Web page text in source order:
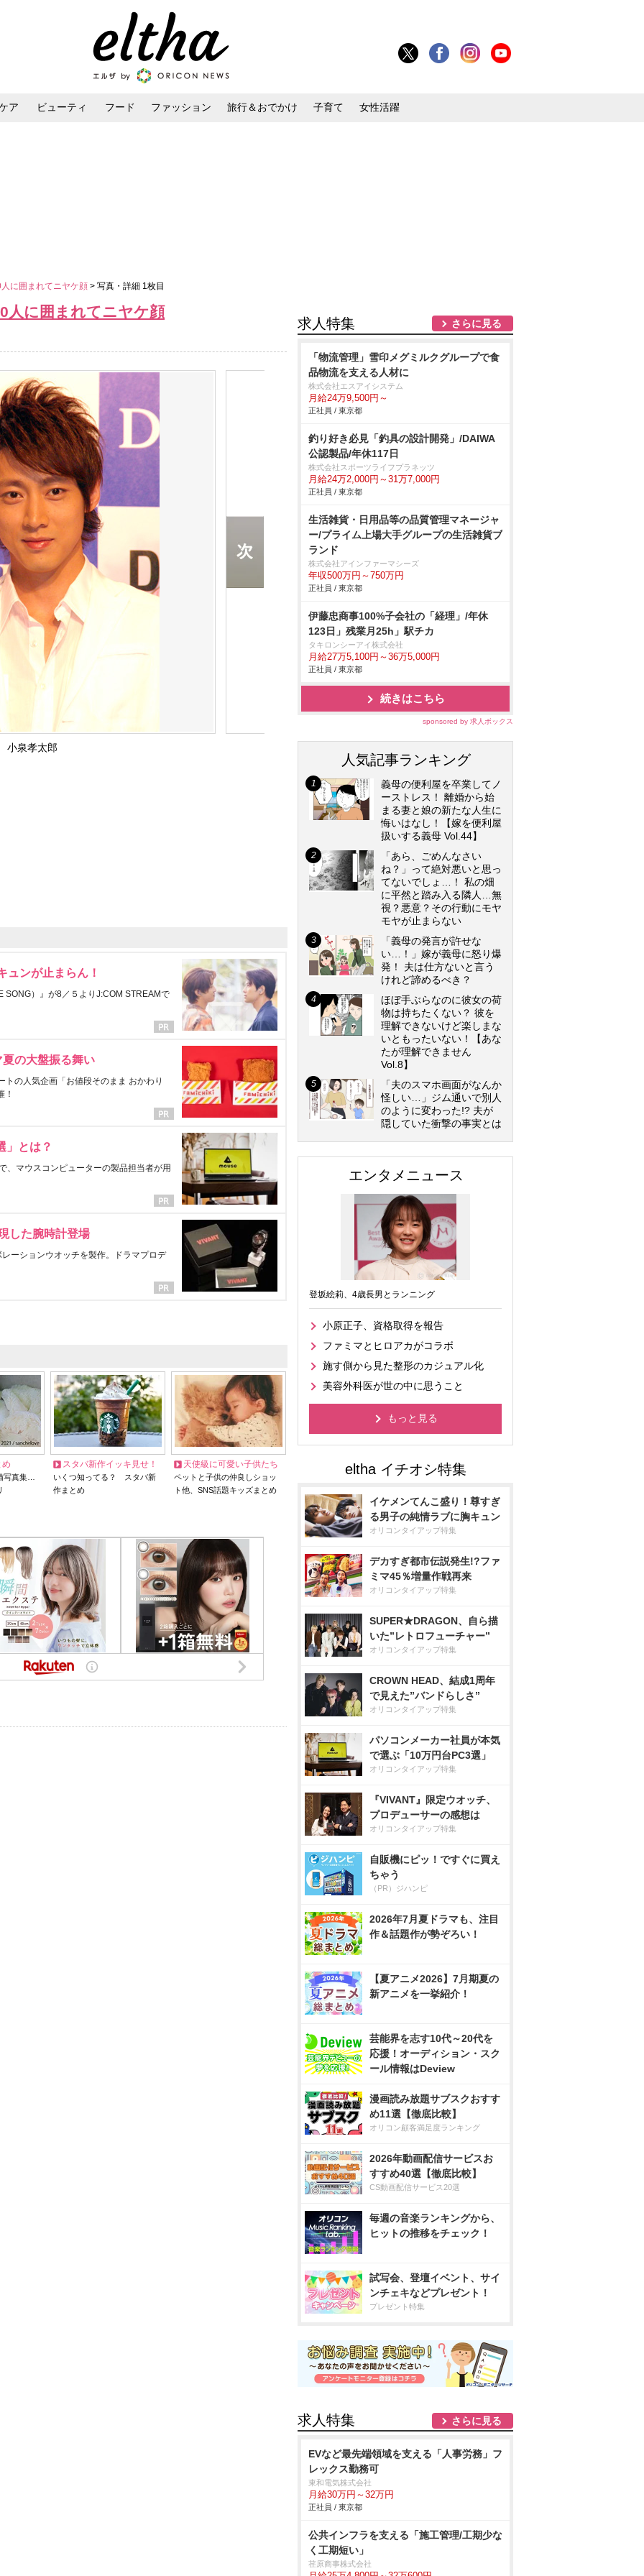
ア ビューティ フード ファッション 旅行＆おでかけ 子育て 女性活躍
に囲まれてニヤケ顔 > 写真・詳細 1枚目
人に囲まれてニヤケ顔
小泉孝太郎
ュンが止まらん！
SONG）』が8／５よりJ:COM STREAMで
の大盤振る舞い
の人気企画「お値段そのまま おかわり
！
」とは？
、マウスコンピューターの製品担当者が用
した腕時計登場
ーションウオッチを製作。ドラマプロデ
め
写真集…
スタバ新作イッキ見せ！
いくつ知ってる？ スタバ新
作まとめ
天使級に可愛い子供たち
ペットと子供の仲良しショッ
ト他、SNS話題キッズまとめ
求人特集 さらに見る
「物流管理」雪印メグミルクグループで食
品物流を支える人材に
株式会社エスアイシステム
月給24万9,500円～
正社員 / 東京都
釣り好き必見「釣具の設計開発」/DAIWA
公認製品/年休117日
株式会社スポーツライフプラネッツ
月給24万2,000円～31万7,000円
正社員 / 東京都
生活雑貨・日用品等の品質管理マネージャ
ー/プライム上場大手グループの生活雑貨ブ
ランド
株式会社アインファーマシーズ
年収500万円～750万円
正社員 / 東京都
伊藤忠商事100%子会社の「経理」/年休
123日」残業月25h」駅チカ
タキロンシーアイ株式会社
月給27万5,100円～36万5,000円
正社員 / 東京都
続きはこちら
sponsored by 求人ボックス
人気記事ランキング
義母の便利屋を卒業してノ
ーストレス！ 離婚から始
まる妻と娘の新たな人生に
悔いはなし！【嫁を便利屋
扱いする義母 Vol.44】
「あら、ごめんなさい
ね？」って絶対悪いと思っ
てないでしょ…！ 私の畑
に平然と踏み入る隣人…無
視？悪意？その行動にモヤ
モヤが止まらない
「義母の発言が許せな
い…！」嫁が義母に怒り爆
発！ 夫は仕方ないと言う
けれど諦めるべき？
ほぼ手ぶらなのに彼女の荷
物は持ちたくない？ 彼を
理解できないけど楽しまな
いともったいない！【あな
たが理解できません
Vol.8】
「夫のスマホ画面がなんか
怪しい…」ジム通いで別人
のように変わった!? 夫が
隠していた衝撃の事実とは
エンタメニュース
登坂絵莉、4歳長男とランニング
小原正子、資格取得を報告
ファミマとヒロアカがコラボ
施す側から見た整形のカジュアル化
美容外科医が世の中に思うこと
もっと見る
イケメンてんこ盛り！尊すぎ
る男子の純情ラブに胸キュン
オリコンタイアップ特集
デカすぎ都市伝説発生!?ファ
ミマ45％増量作戦再来
オリコンタイアップ特集
SUPER★DRAGON、自ら描
いた”レトロフューチャー”
オリコンタイアップ特集
CROWN HEAD、結成1周年
で見えた”バンドらしさ”
オリコンタイアップ特集
パソコンメーカー社員が本気
で選ぶ「10万円台PC3選」
オリコンタイアップ特集
『VIVANT』限定ウオッチ、
プロデューサーの感想は
オリコンタイアップ特集
自販機にピッ！ですぐに買え
ちゃう
（PR）ジハンピ
2026年7月夏ドラマも、注目
作＆話題作が勢ぞろい！
【夏アニメ2026】7月期夏の
新アニメを一挙紹介！
芸能界を志す10代～20代を
応援！オーディション・スク
ール情報はDeview
漫画読み放題サブスクおすす
め11選【徹底比較】
オリコン顧客満足度ランキング
2026年動画配信サービスお
すすめ40選【徹底比較】
CS動画配信サービス20選
毎週の音楽ランキングから、
ヒットの推移をチェック！
試写会、登壇イベント、サイ
ンチェキなどプレゼント！
プレゼント特集
求人特集 さらに見る
EVなど最先端領域を支える「人事労務」フ
レックス勤務可
東和電気株式会社
月給30万円～32万円
正社員 / 東京都
公共インフラを支える「施工管理/工期少な
く工期短い」
荏原商事株式会社